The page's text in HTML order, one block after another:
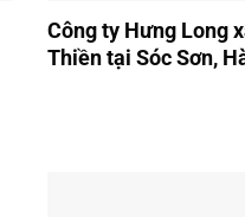
Công ty Hưng Long
Thiền tại Sóc Sơn,